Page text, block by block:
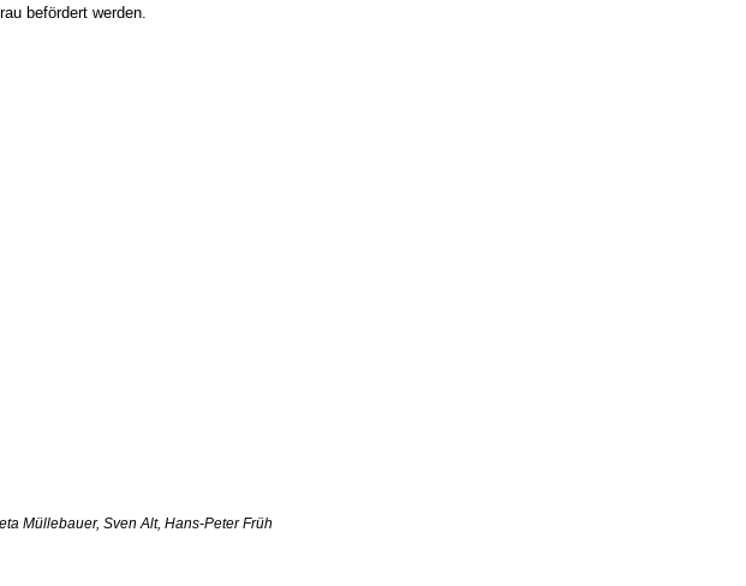
befördert werden.
Müllebauer, Sven Alt, Hans-Peter Früh